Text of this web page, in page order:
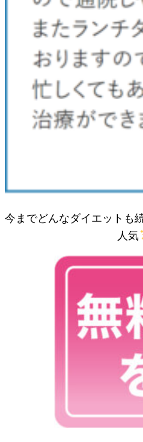
今までどんなダイエットも
人気